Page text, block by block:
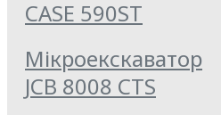
CASE 590ST
Мікроекскаватор
JCB 8008 CTS